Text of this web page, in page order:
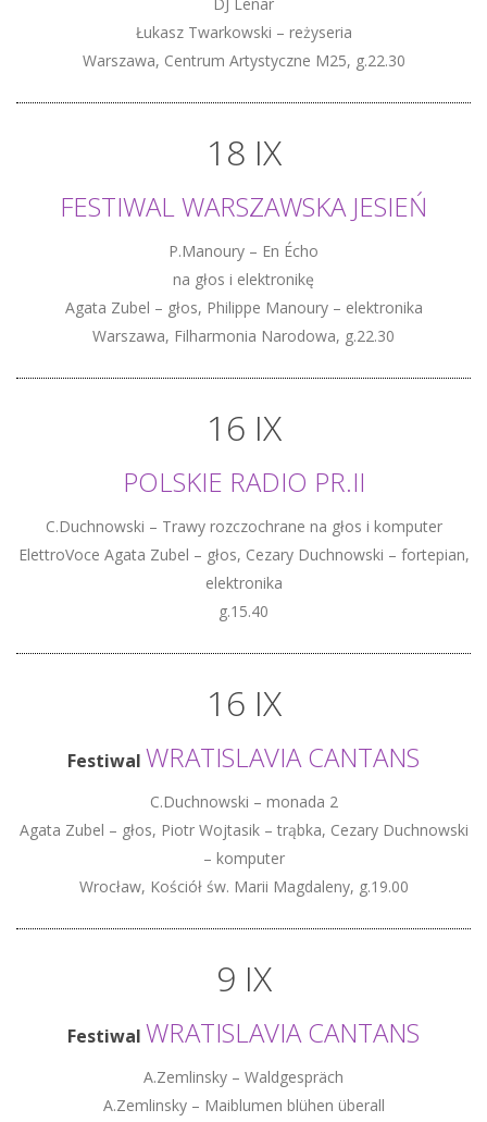
Łukasz Twarkowski – reżyseria
Warszawa, Centrum Artystyczne M25, g.22.30
18 IX
FESTIWAL WARSZAWSKA JESIEŃ
P.Manoury – En Écho
na głos i elektronikę
Agata Zubel – głos, Philippe Manoury – elektronika
Warszawa, Filharmonia Narodowa, g.22.30
16 IX
POLSKIE RADIO PR.II
C.Duchnowski – Trawy rozczochrane na głos i komputer
ElettroVoce Agata Zubel – głos, Cezary Duchnowski – fortepian,
elektronika
g.15.40
16 IX
Festiwal WRATISLAVIA CANTANS
C.Duchnowski – monada 2
Agata Zubel – głos, Piotr Wojtasik – trąbka, Cezary Duchnowski
– komputer
Wrocław, Kościół św. Marii Magdaleny, g.19.00
9 IX
Festiwal WRATISLAVIA CANTANS
A.Zemlinsky – Waldgespräch
A.Zemlinsky – Maiblumen blühen überall